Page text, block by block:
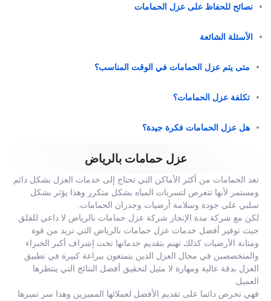
نصائح للحفاظ على عزل الحمامات
الأسئلة الشائعة
متى يتم عزل الحمامات في الوقت المناسب؟
تكلفة عزل الحمامات؟
هل عزل الحمامات فكرة جيدة؟
عزل حمامات بالرياض
تعد الحمامات من أكثر الأماكن التي تحتاج إلى خدمات العزل بشكل دائم
ومستمر لأنها تتعرض لتسربات المياه بشكل متكرر وهذا يؤثر بشكل
سلبي على جودة وسلامة أرضيات وجدران الحمامات.
لكن مع شركة مدة الإنجاز شركة عزل حمامات بالرياض لا داعي للقلق
حيث توفير أفضل خدمات عزل حمامات بالرياض التي تزيد من قوة
ومتانة الأرضيات كذلك تهتم بتقديم خدماتها تحت إشراف أكبر الخبراء
والمتخصصين في مجال العزل الذين يتمتعون ببراعة كبيرة في تطبيق
العزل بدقة عالية ومهارة لا مثيل لتحقيق أفضل النتائج التي ينتظرها
العميل.
فهي تحرص دائما على تقديم الأفضل لعملائها المميزين وهذا سر تميزها